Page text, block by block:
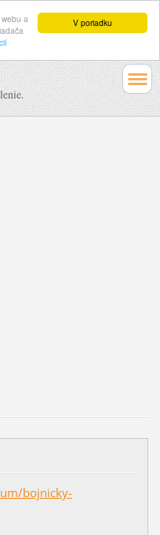
V poriadku
a
bojnicky-